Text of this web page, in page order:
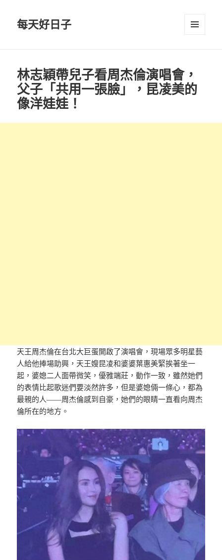
每天好日子
林志穎帶兒子看周杰倫演唱會，
父子「共用一張臉」，昆凌美的
像洋娃娃！
天王周杰倫在台北大巨蛋開啟了演唱會，現場眾多明星藝
人給他捧場助興，天王嫂昆凌和婆婆葉惠美緊挨著坐一
起，婆媳二人面帶微笑，優雅端莊，動作一致，雖然她們
的表情比起歌迷們要淡然許多，但是婆媳倆一條心，都為
最親的人——周杰倫感到自豪，她們的眼睛一直看向周杰
倫所在的地方。